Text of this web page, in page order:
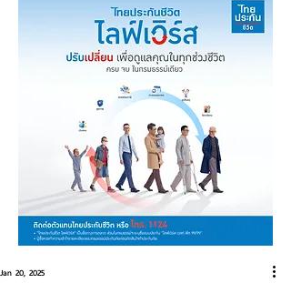
Jan 20, 2025